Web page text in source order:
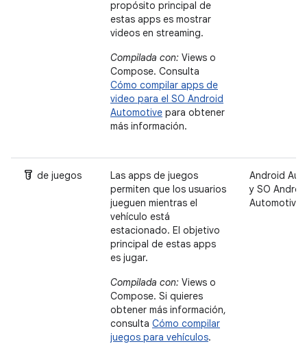
propósito principal de
estas apps es mostrar
videos en streaming.
Compilada con: Views o
Compose. Consulta
Cómo compilar apps de
video para el SO Android
Automotive para obtener
más información.
Labs de juegos
Las apps de juegos
permiten que los usuarios
jueguen mientras el
vehículo está
estacionado. El objetivo
principal de estas apps
es jugar.
Compilada con: Views o
Compose. Si quieres
obtener más información,
consulta Cómo compilar
juegos para vehículos.
Android
y SO
Automotive